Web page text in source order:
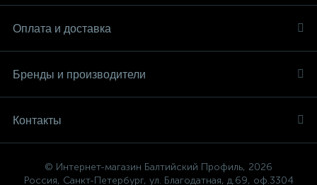
Оплата и доставка
Бренды и производители
Контакты
© Интернет-магазин Балтийский Профиль, 2026
Россия, Санкт-Петербург, ул. Благодатная, д.69, оф.3304